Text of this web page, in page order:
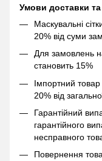
Умови доставки
Маскувальні
20% від суми
Для замовлень
становить 15%
Імпортний
20% від
Гарантійний
гарантійного
несправного
Повернення